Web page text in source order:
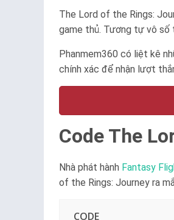
The Lord of the Rings:
game thủ. Tương tự vô số
Phanmem360 có liệt kê
chính xác để nhận lượt
Code The
Nhà phát hành Fantasy
of the Rings: Journey ra
CODE